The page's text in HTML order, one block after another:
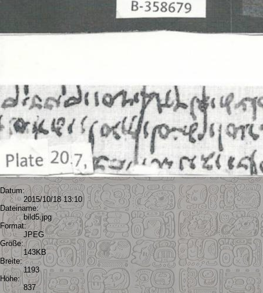
Datum:
2015/10/18 13:10
Dateiname:
bild5.jpg
Format:
JPEG
Größe:
143KB
Breite:
1193
Höhe:
837